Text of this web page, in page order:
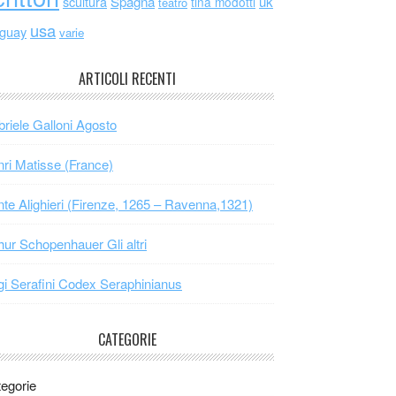
usa varie
ARTICOLI RECENTI
Galloni Agosto
Matisse (France)
Alighieri (Firenze, 1265 – Ravenna,1321)
Schopenhauer Gli altri
Serafini Codex Seraphinianus
CATEGORIE